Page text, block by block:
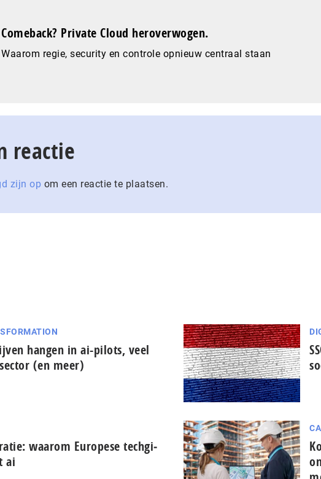
Comeback? Private Cloud heroverwogen.
Waarom regie, security en controle opnieuw centraal staan
reactie
zijn op om een reactie te plaatsen.
hangen in ai-pilots, veel
(en meer)
waarom Europese tech­gi­
ai